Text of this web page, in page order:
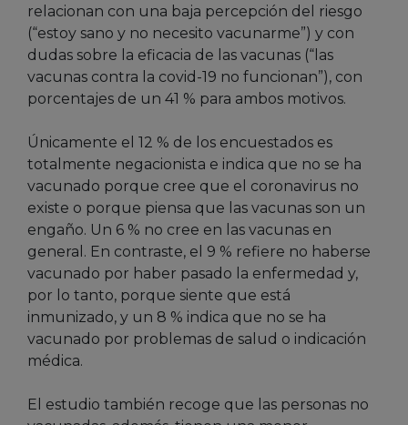
relacionan con una baja percepción del riesgo
(“estoy sano y no necesito vacunarme”) y con
dudas sobre la eficacia de las vacunas (“las
vacunas contra la covid-19 no funcionan”), con
porcentajes de un 41 % para ambos motivos.
Únicamente el 12 % de los encuestados es
totalmente negacionista e indica que no se ha
vacunado porque cree que el coronavirus no
existe o porque piensa que las vacunas son un
engaño. Un 6 % no cree en las vacunas en
general. En contraste, el 9 % refiere no haberse
vacunado por haber pasado la enfermedad y,
por lo tanto, porque siente que está
inmunizado, y un 8 % indica que no se ha
vacunado por problemas de salud o indicación
médica.
El estudio también recoge que las personas no